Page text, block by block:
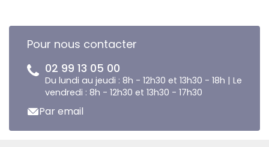
Pour nous contacter
02 99 13 05 00
Du lundi au jeudi : 8h - 12h30 et 13h30 - 18h | Le
vendredi : 8h - 12h30 et 13h30 - 17h30
Par email